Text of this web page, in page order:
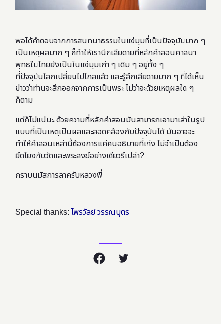
พอได้คำตอบจากการสนทนาธรรมในแง่มุมที่เป็นปัจจุบันมาก ๆ
เป็นเหตุผลมาก ๆ ก็ทำให้เรานึกเสียดายที่หลักคำสอนศาสนา
พุทธในไทยยังเป็นในแง่มุมเก่า ๆ เดิม ๆ อยู่ทั้ง ๆ
ที่ปัจจุบันโลกเปลี่ยนไปไกลแล้ว และรู้สึกเสียดายมาก ๆ ที่ได้เห็น
ข่าวว่าท่านจะสึกออกจากการเป็นพระ ไม่ว่าจะด้วยเหตุผลใด ๆ
ก็ตาม
แต่ก็ไม่แน่นะ ด้วยความที่หลักคำสอนมันสามารถเอามาเล่าในรูป
แบบที่เป็นเหตุเป็นผลและสอดคล้องกับปัจจุบันได้ มันอาจจะ
ทำให้คำสอนเหล่านี้ต้องการแค่คนอธิบายที่เก่ง ไม่จำเป็นต้อง
ยึดโยงกับวัดและพระสงฆ์อย่างเดียวรึเปล่า?
กราบนมัสการลาครับหลวงพี่
Special thanks: ไพรวัลย์ วรรณบุตร